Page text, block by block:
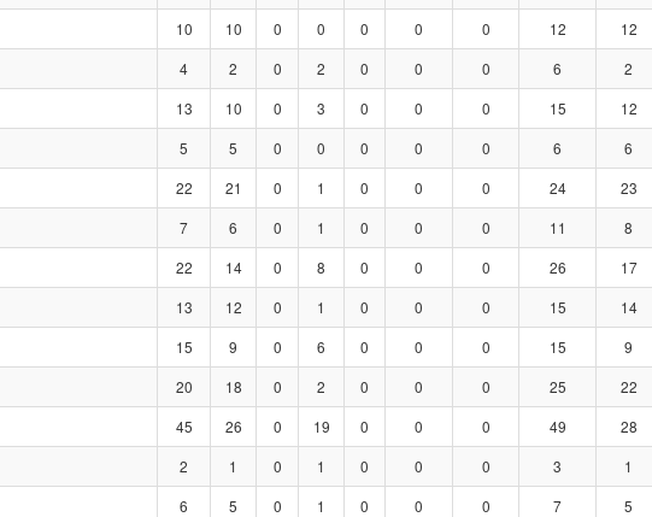
10 10 0 0 0 0 0 12 12
4 2 0 2 0 0 0 6 2
13 10 0 3 0 0 0 15 12
5 5 0 0 0 0 0 6 6
22 21 0 1 0 0 0 24 23
7 6 0 1 0 0 0 11 8
22 14 0 8 0 0 0 26 17
13 12 0 1 0 0 0 15 14
15 9 0 6 0 0 0 15 9
20 18 0 2 0 0 0 25 22
45 26 0 19 0 0 0 49 28
2 1 0 1 0 0 0 3 1
6 5 0 1 0 0 0 7 5